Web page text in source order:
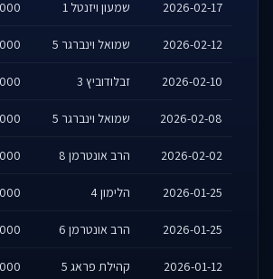
2026-02-17 שמעון ויזנטל 1 ₪
2026-02-12 שמואל וינברגר 5 ₪
2026-02-10 זבלודוביץ 3 ₪
2026-02-08 שמואל וינברגר 5 ₪
2026-02-02 הרב אונטרמן 8 ₪
2026-01-25 הלימון 4 ₪
2026-01-25 הרב אונטרמן 6 ₪
2026-01-12 קהילת פראג 5 ₪